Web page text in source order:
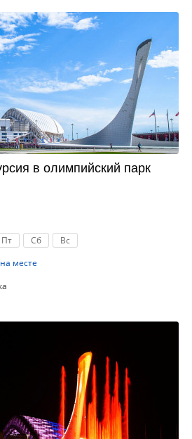
в олимпийский парк
Пт Сб
Вс
месте